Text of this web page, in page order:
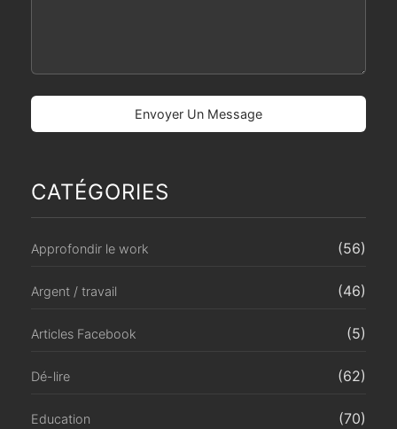
CATÉGORIES
Approfondir le work (56)
Argent / travail (46)
Articles Facebook (5)
Dé-lire (62)
Education (70)